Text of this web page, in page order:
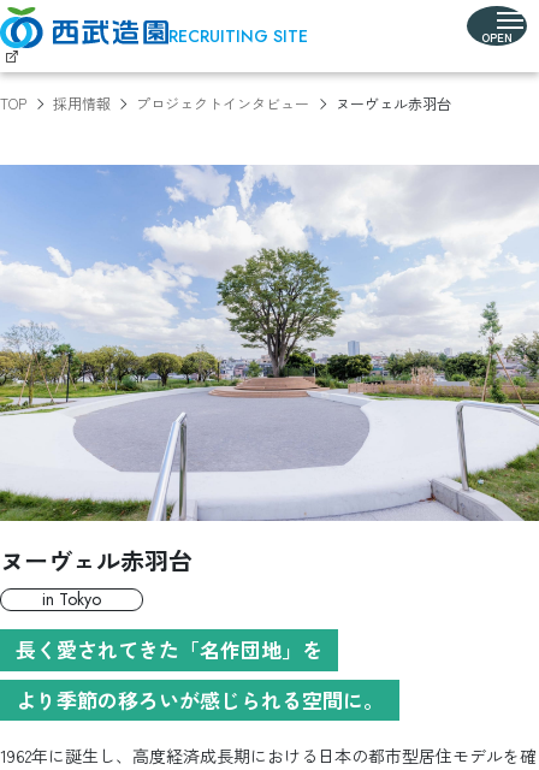
RECRUITING SITE
TOP 採用情報 プロジェクトインタビュー ヌーヴェル赤羽台
ヌーヴェル赤羽台
in tokyo
長く愛されてきた「名作団地」を
より季節の移ろいが感じられる空間に。
1962年に誕生し、高度経済成長期における日本の都市型居住モデルを確